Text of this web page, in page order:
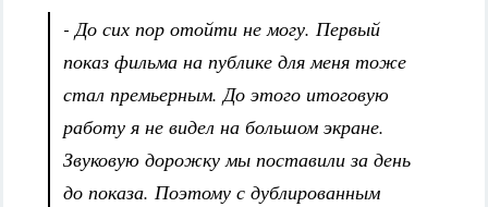
- До сих пор отойти не могу. Первый
показ фильма на публике для меня тоже
стал премьерным. До этого итоговую
работу я не видел на большом экране.
Звуковую дорожку мы поставили за день
до показа. Поэтому с дублированным